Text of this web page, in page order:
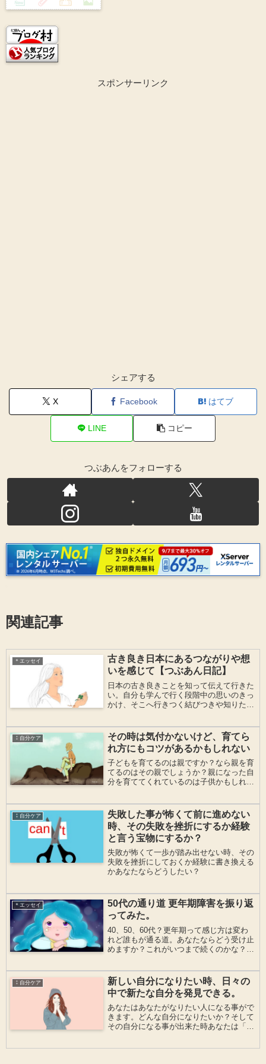
スポンサーリンク
シェアする
X Facebook はてブ
LINE コピー
つぶあんをフォローする
関連記事
＊エッセイ
古き良き日本にあるつながりや想
いを感じて【つぶあん日記】
日本の古き良きことを知って伝えて行きた
い。自分も学んで行く段階中の思いのきっ
かけ、そこへ行きつく結びつきや知りたい
や時代が訪れて欲しくて、今ここでこんな
ことを考えています。
⁑自分ケア
その時は気付かないけど、育てら
れ方にもコツがあるかもしれない
子どもを育てるのは親ですか？なら親を育
てるのはその親でしょうか？親になった自
分を育ててくれているのは子供かもしれな
わってくるけれど育てられ方自体は自分次
第なのかもしれません。
⁑自分ケア
失敗した事が怖くて前に進めない
時、その失敗を挫折にするか経験
と言う宝物にするか？
失敗が怖くて一歩が踏み出せない時、その
失敗を挫折にしておくか経験に書き換える
かあなたならどうしたい？
＊エッセイ
50代の通り道 更年期障害を振り返
ってみた。
40、50、60代？更年期って感じ方は変わ
れど誰もが通る道。あなたならどう受け止
めますか？これがいつまで続くのかな？50
⁑自分ケア
新しい自分になりたい時、日々の
中で新たな自分を発見できる。
あなたはあなたがなりたい人になる事がで
きます。どんな自分になりたいか？そして
その自分になる事が出来た時あなたは「ど